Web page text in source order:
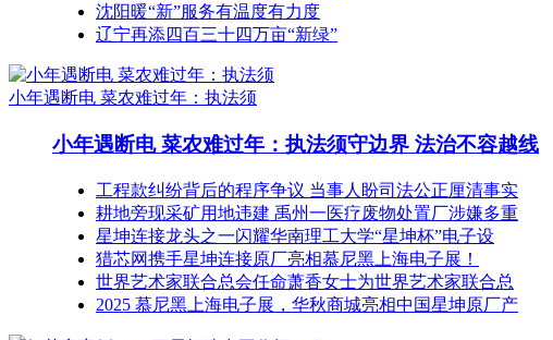
沈阳暖“新”服务有温度有力度
辽宁再添四百三十四万亩“新绿”
小年遇断电 菜农难过年：执法须
小年遇断电 菜农难过年：执法须守边界 法治不容越线
工程款纠纷背后的程序争议 当事人盼司法公正厘清事实
耕地旁现采矿用地违建 禹州一医疗废物处置厂涉嫌多重
星坤连接龙头之一闪耀华南理工大学“星坤杯”电子设
猎芯网携手星坤连接原厂亮相慕尼黑上海电子展！
世界艺术家联合总会任命萧香女士为世界艺术家联合总
2025 慕尼黑上海电子展，华秋商城亮相中国星坤原厂产